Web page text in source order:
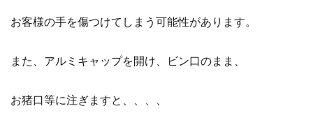
お客様の手を傷つけてしまう可能性があります。
また、アルミキャップを開け、ビン口のまま、
お猪口等に注ぎますと、、、、